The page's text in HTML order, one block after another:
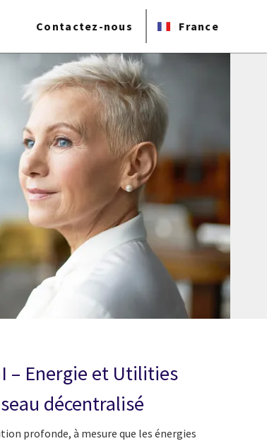
Contactez-nous France
– Energie et Utilities
décentralisé
profonde, à mesure que les énergies